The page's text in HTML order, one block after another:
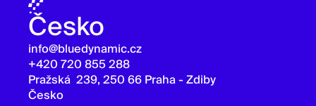
Česko
info@bluedynamic.cz
+420 720 855 288
Pražská 239, 250 66 Praha - Zdiby
Česko